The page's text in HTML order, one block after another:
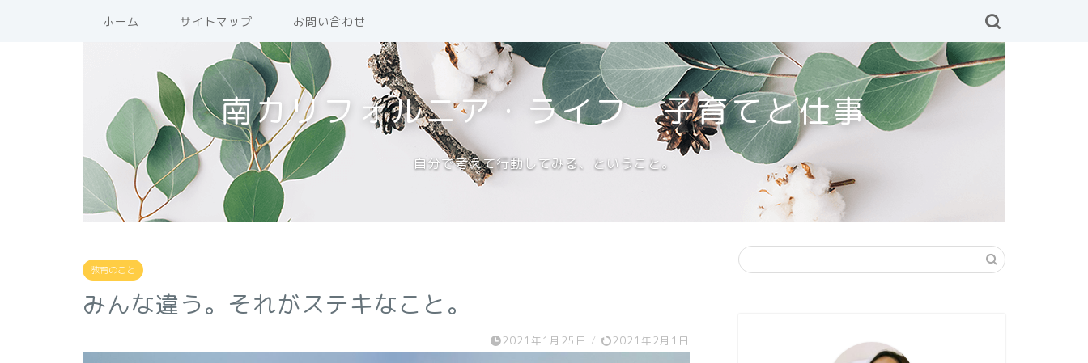
ホーム サイトマップ お問い合わせ
南カリフォルニア・ライフ 子育てと仕事
自分で考えて行動してみる、ということ。
教育のこと
みんな違う。それがステキなこと。
2021年1月25日 / 2021年2月1日